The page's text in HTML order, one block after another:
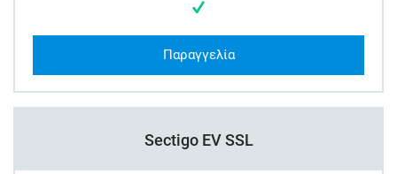
Παραγγελία
Sectigo EV SSL